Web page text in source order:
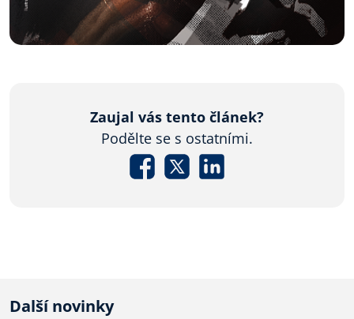
Zaujal vás tento článek?
Podělte se s ostatními.
Další novinky